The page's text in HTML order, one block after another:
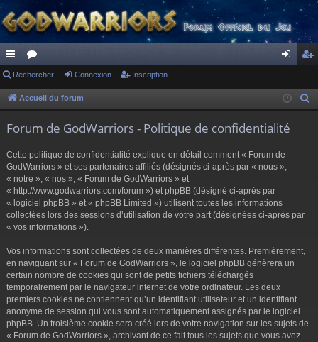
ac
co
s
or
u ne cri
Rechercher Connexion Inscription
Accueil du forum
Forum de GodWarriors - Politique de confidentialité
Cette politique de confidentialité explique en détail comment « Forum de
GodWarriors » et ses partenaires affiliés (désignés ci-après par « nous »,
« notre », « nos », « Forum de GodWarriors » et
« http://www.godwarriors.com/forum ») et phpBB (désigné ci-après par
« logiciel phpBB » et « phpBB Limited ») utilisent toutes les informations
collectées lors des sessions d’utilisation de votre part (désignées ci-après par
« vos informations »).
Vos informations sont collectées de deux manières différentes. Premièrement,
en naviguant sur « Forum de GodWarriors », le logiciel phpBB génèrera un
certain nombre de cookies qui sont de petits fichiers téléchargés
temporairement par le navigateur internet de votre ordinateur. Les deux
premiers cookies ne contiennent qu’un identifiant utilisateur et un identifiant
anonyme de session qui vous sont automatiquement assignés par le logiciel
phpBB. Un troisième cookie sera créé lors de votre navigation sur les sujets de
« Forum de GodWarriors », archivant de ce fait tous les sujets que vous avez